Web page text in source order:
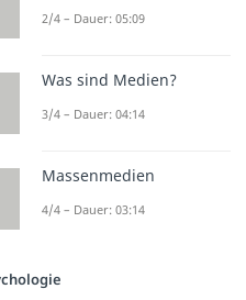
2/4 – Dauer: 05:09
Was sind Medien?
3/4 – Dauer: 04:14
Massenmedien
4/4 – Dauer: 03:14